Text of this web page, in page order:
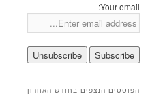
Your email:
הפוסטים הנצפים בחודש האחרון